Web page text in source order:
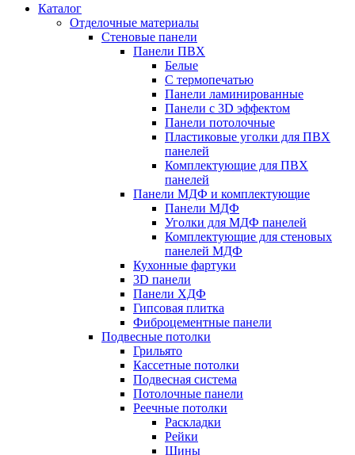
Каталог
Отделочные материалы
Стеновые панели
Панели ПВХ
Белые
С термопечатью
Панели ламинированные
Панели с 3D эффектом
Панели потолочные
Пластиковые уголки для ПВХ
панелей
Комплектующие для ПВХ
панелей
Панели МДФ и комплектующие
Панели МДФ
Уголки для МДФ панелей
Комплектующие для стеновых
панелей МДФ
Кухонные фартуки
3D панели
Панели ХДФ
Гипсовая плитка
Фиброцементные панели
Подвесные потолки
Грильято
Кассетные потолки
Подвесная система
Потолочные панели
Реечные потолки
Раскладки
Рейки
Шины